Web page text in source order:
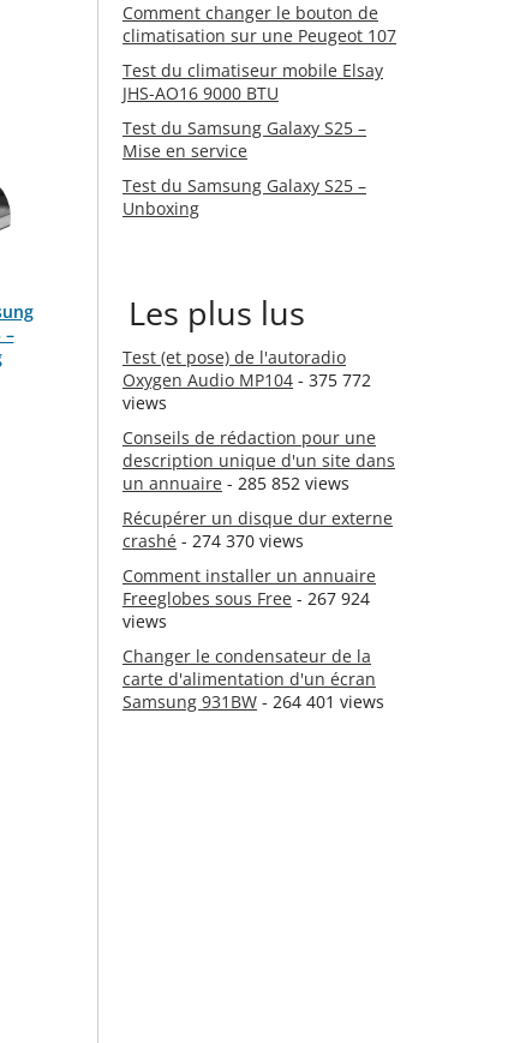
–
Comment changer le bouton de
climatisation sur une Peugeot 107
Test du climatiseur mobile Elsay
JHS-AO16 9000 BTU
Test du Samsung Galaxy S25 –
Mise en service
Test du Samsung Galaxy S25 –
Unboxing
Les plus lus
Test (et pose) de l'autoradio
Oxygen Audio MP104 - 375 772
views
Conseils de rédaction pour une
description unique d'un site dans
un annuaire - 285 852 views
Récupérer un disque dur externe
crashé - 274 370 views
Comment installer un annuaire
Freeglobes sous Free - 267 924
views
Changer le condensateur de la
carte d'alimentation d'un écran
Samsung 931BW - 264 401 views